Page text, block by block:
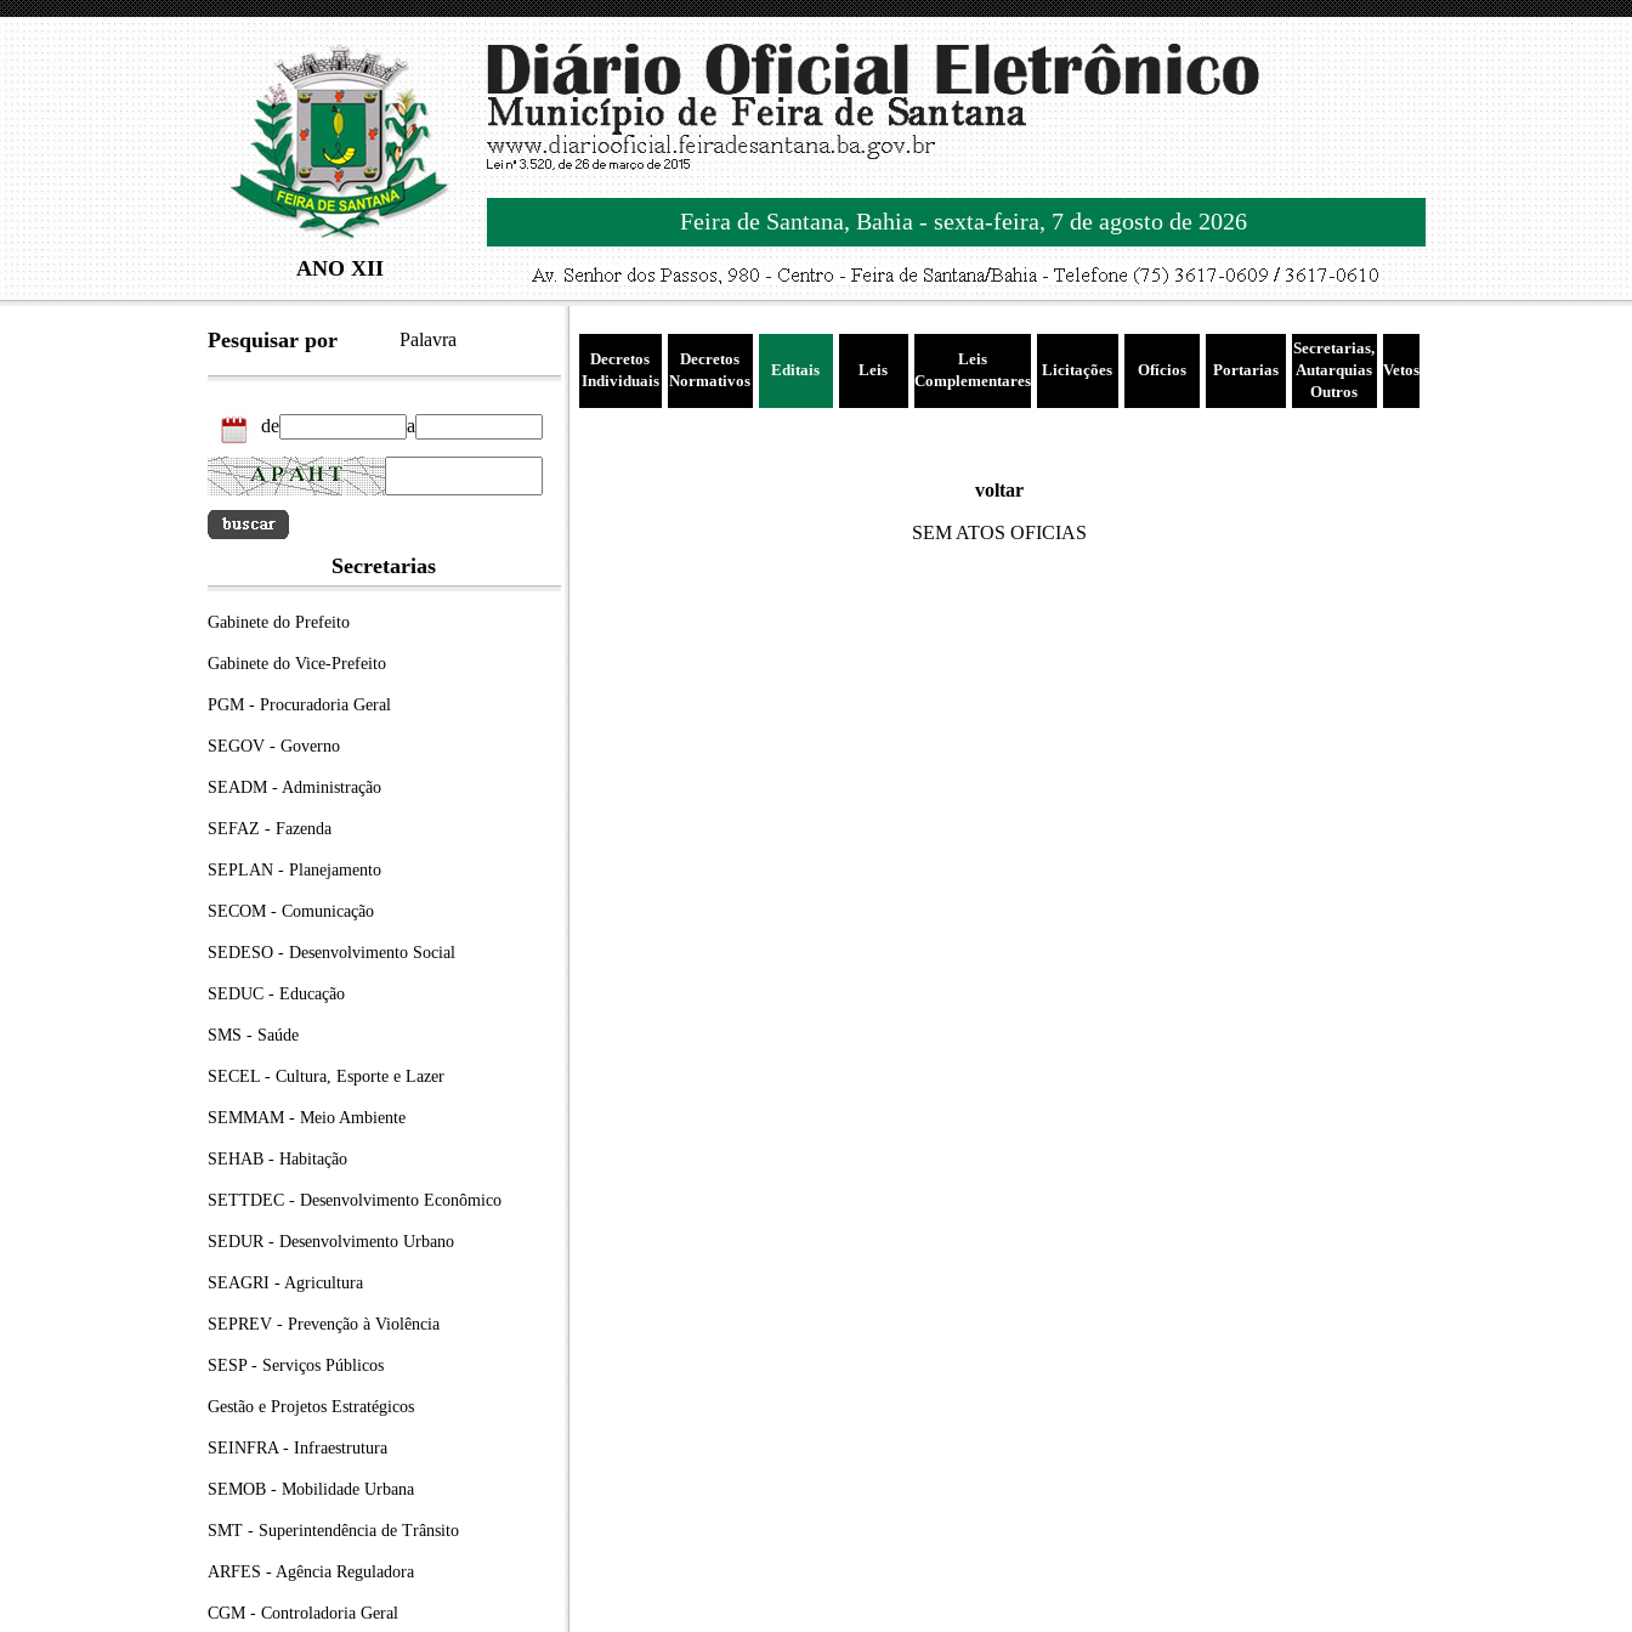
ANO XII
Feira de Santana, Bahia - sexta-feira, 7 de agosto de 2026
Pesquisar por Palavra
de a
Secretarias
Gabinete do Prefeito
Gabinete do Vice-Prefeito
PGM - Procuradoria Geral
SEGOV - Governo
SEADM - Administração
SEFAZ - Fazenda
SEPLAN - Planejamento
SECOM - Comunicação
SEDESO - Desenvolvimento Social
SEDUC - Educação
SMS - Saúde
SECEL - Cultura, Esporte e Lazer
SEMMAM - Meio Ambiente
SEHAB - Habitação
SETTDEC - Desenvolvimento Econômico
SEDUR - Desenvolvimento Urbano
SEAGRI - Agricultura
SEPREV - Prevenção à Violência
SESP - Serviços Públicos
Gestão e Projetos Estratégicos
SEINFRA - Infraestrutura
SEMOB - Mobilidade Urbana
SMT - Superintendência de Trânsito
ARFES - Agência Reguladora
CGM - Controladoria Geral
Decretos
Individuais
Decretos
Normativos
Editais Leis
Leis
Complementares
Licitações Ofícios Portarias
Secretarias,
Autarquias
Outros
Vetos
voltar
SEM ATOS OFICIAS